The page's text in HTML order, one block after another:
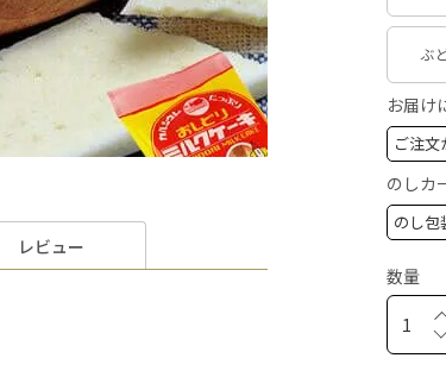
レビュー
ぶ
お届け
のしカ
数量